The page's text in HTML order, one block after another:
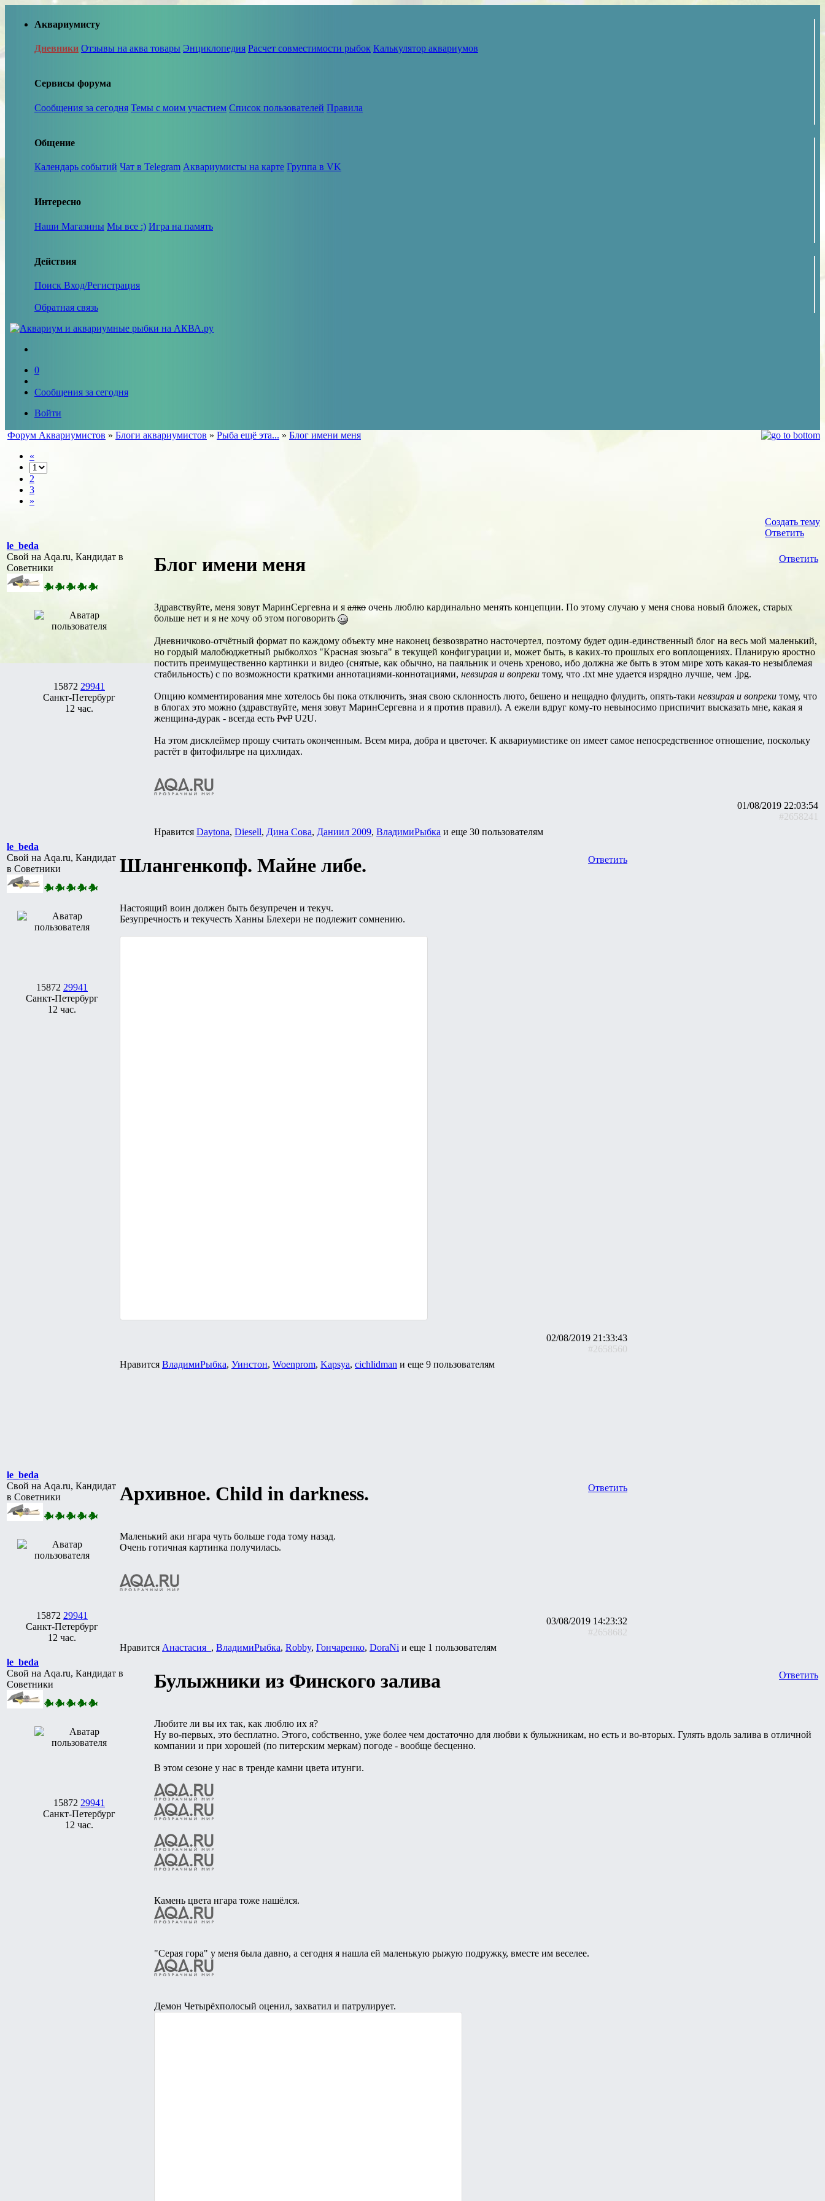
Аквариумисту
Дневники Отзывы на аква товары Энциклопедия Расчет совместимости рыбок Калькулятор аквариумов
Сервисы форума
Сообщения за сегодня Темы с моим участием Список пользователей Правила
Общение
Календарь событий Чат в Telegram Аквариумисты на карте Группа в VK
Интересно
Наши Магазины Мы все :) Игра на память
Действия
Поиск Вход/Регистрация
Обратная связь
0
Сообщения за сегодня
Войти
Форум Аквариумистов » Блоги аквариумистов » Рыба ещё эта... » Блог имени меня
«
2
3
»
Создать тему
Ответить
le_beda
Свой на Aqa.ru, Кандидат в
Советники
15872 29941
Санкт-Петербург
12 час.
Ответить
Блог имени меня
Здравствуйте, меня зовут МаринСергевна и я алко очень люблю кардинально менять концепции. По этому случаю у меня снова новый бложек, старых
больше нет и я не хочу об этом поговорить
Дневничково-отчётный формат по каждому объекту мне наконец безвозвратно насточертел, поэтому будет один-единственный блог на весь мой маленький,
но гордый малобюджетный рыбколхоз "Красная зюзьга" в текущей конфигурации и, может быть, в каких-то прошлых его воплощениях. Планирую яростно
постить преимущественно картинки и видео (снятые, как обычно, на паяльник и очень хреново, ибо должна же быть в этом мире хоть какая-то незыблемая
стабильность) с по возможности краткими аннотациями-коннотациями, невзирая и вопреки тому, что .txt мне удается изрядно лучше, чем .jpg.
Опцию комментирования мне хотелось бы пока отключить, зная свою склонность люто, бешено и нещадно флудить, опять-таки невзирая и вопреки тому, что
в блогах это можно (здравствуйте, меня зовут МаринСергевна и я против правил). А ежели вдруг кому-то невыносимо приспичит высказать мне, какая я
женщина-дурак - всегда есть PvPU2U.
На этом дисклеймер прошу считать оконченным. Всем мира, добра и цветочег. К аквариумистике он имеет самое непосредственное отношение, поскольку
растёт в фитофильтре на цихлидах.
01/08/2019 22:03:54
#2658241
Нравится Daytona, Diesell, Дина Сова, Даниил 2009, ВладимиРыбка и еще 30 пользователям
le_beda
Свой на Aqa.ru, Кандидат
в Советники
15872 29941
Санкт-Петербург
12 час.
Ответить
Шлангенкопф. Майне либе.
Настоящий воин должен быть безупречен и текуч.
Безупречность и текучесть Ханны Блехери не подлежит сомнению.
02/08/2019 21:33:43
#2658560
Нравится ВладимиРыбка, Уинстон, Woenprom, Kapsya, cichlidman и еще 9 пользователям
le_beda
Свой на Aqa.ru, Кандидат
в Советники
15872 29941
Санкт-Петербург
12 час.
Ответить
Архивное. Child in darkness.
Маленький аки нгара чуть больше года тому назад.
Очень готичная картинка получилась.
03/08/2019 14:23:32
#2658682
Нравится Анастасия_ , ВладимиРыбка, Robby, Гончаренко, DoraNi и еще 1 пользователям
le_beda
Свой на Aqa.ru, Кандидат в
Советники
15872 29941
Санкт-Петербург
12 час.
Ответить
Булыжники из Финского залива
Любите ли вы их так, как люблю их я?
Ну во-первых, это бесплатно. Этого, собственно, уже более чем достаточно для любви к булыжникам, но есть и во-вторых. Гулять вдоль залива в отличной
компании и при хорошей (по питерским меркам) погоде - вообще бесценно.
В этом сезоне у нас в тренде камни цвета итунги.
Камень цвета нгара тоже нашёлся.
"Серая гора" у меня была давно, а сегодня я нашла ей маленькую рыжую подружку, вместе им веселее.
Демон Четырёхполосый оценил, захватил и патрулирует.